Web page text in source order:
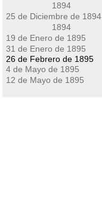
1894
25 de Diciembre de 1894
1894
19 de Enero de 1895
31 de Enero de 1895
26 de Febrero de 1895
4 de Mayo de 1895
12 de Mayo de 1895